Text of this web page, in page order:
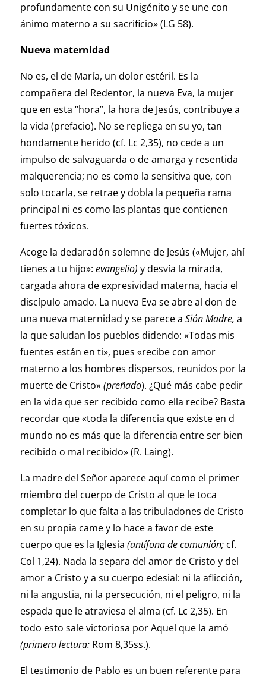
profundamente con su Unigénito y se une con
ánimo materno a su sacrificio» (LG 58).
Nueva maternidad
No es, el de María, un dolor estéril. Es la
compañera del Redentor, la nueva Eva, la mujer
que en esta “hora”, la hora de Jesús, contribuye a
la vida (prefacio). No se repliega en su yo, tan
hondamente herido (cf. Lc 2,35), no cede a un
impulso de salvaguarda o de amarga y resentida
malquerencia; no es como la sensitiva que, con
solo tocarla, se retrae y dobla la pequeña rama
principal ni es como las plantas que contienen
fuertes tóxicos.
Acoge la dedaradón solemne de Jesús («Mujer, ahí
tienes a tu hijo»: evangelio) y desvía la mirada,
cargada ahora de expresividad materna, hacia el
discípulo amado. La nueva Eva se abre al don de
una nueva maternidad y se parece a Sión Madre, a
la que saludan los pueblos didendo: «Todas mis
fuentes están en ti», pues «recibe con amor
materno a los hombres dispersos, reunidos por la
muerte de Cristo»(preñado). ¿Qué más cabe pedir
en la vida que ser recibido como ella recibe? Basta
recordar que «toda la diferencia que existe en d
mundo no es más que la diferencia entre ser bien
recibido o mal recibido» (R. Laing).
La madre del Señor aparece aquí como el primer
miembro del cuerpo de Cristo al que le toca
completar lo que falta a las tribuladones de Cristo
en su propia came y lo hace a favor de este
cuerpo que es la Iglesia (antífona de comunión;cf.
Col 1,24). Nada la separa del amor de Cristo y del
amor a Cristo y a su cuerpo edesial: ni la aflicción,
ni la angustia, ni la persecución, ni el peligro, ni la
espada que le atraviesa el alma (cf. Lc 2,35). En
todo esto sale victoriosa por Aquel que la amó
(primera lectura:Rom 8,35ss.).
El testimonio de Pablo es un buen referente para